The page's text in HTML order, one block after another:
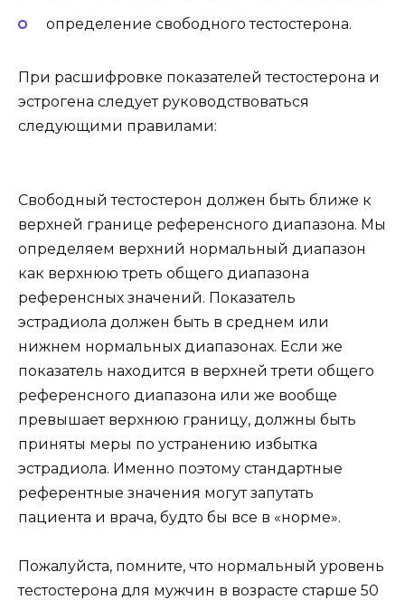
определение свободного тестостерона.
При расшифровке показателей тестостерона и
эстрогена следует руководствоваться
следующими правилами:
Свободный тестостерон должен быть ближе к
верхней границе референсного диапазона. Мы
определяем верхний нормальный диапазон
как верхнюю треть общего диапазона
референсных значений. Показатель
эстрадиола должен быть в среднем или
нижнем нормальных диапазонах. Если же
показатель находится в верхней трети общего
референсного диапазона или же вообще
превышает верхнюю границу, должны быть
приняты меры по устранению избытка
эстрадиола. Именно поэтому стандартные
референтные значения могут запутать
пациента и врача, будто бы все в «норме».
Пожалуйста, помните, что нормальный уровень
тестостерона для мужчин в возрасте старше 50